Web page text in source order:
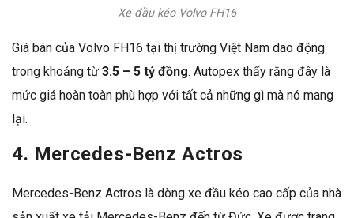
Xe đầu kéo Volvo FH16
Giá bán của Volvo FH16 tại thị trường Việt Nam dao động
trong khoảng từ 3.5 – 5 tỷ đồng. Autopex thấy rằng đây là
mức giá hoàn toàn phù hợp với tất cả những gì mà nó mang
lại.
4. Mercedes-Benz Actros
Mercedes-Benz Actros là dòng xe đầu kéo cao cấp của nhà